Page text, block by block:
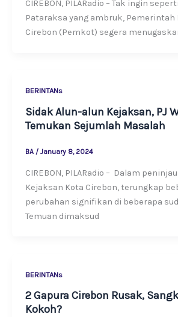
CIREBON, PILARadio – Tak ingin
Pataraksa yang ambruk, Pemerintah
Cirebon (Pemkot) segera
BERINTANs
Sidak Alun-alun Kejaksan, PJ
Temukan Sejumlah Masalah
BA / January 8, 2024
CIREBON, PILARadio – Dalam
Kejaksan Kota Cirebon, terungkap
perubahan signifikan di beberapa
Temuan dimaksud
BERINTANs
2 Gapura Cirebon Rusak,
Kokoh?